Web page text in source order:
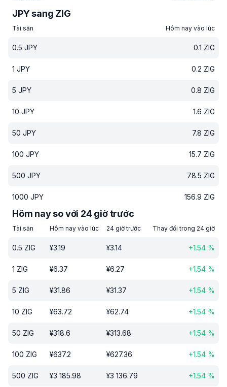
JPY sang ZIG
Tài sản Hôm nay vào lúc
0.5 JPY 0.1 ZIG
1 JPY 0.2 ZIG
5 JPY 0.8 ZIG
10 JPY 1.6 ZIG
50 JPY 7.8 ZIG
100 JPY 15.7 ZIG
500 JPY 78.5 ZIG
1000 JPY 156.9 ZIG
Hôm nay so với 24 giờ trước
Tài sản Hôm nay vào lúc 24 giờ trước Thay đổi trong 24 giờ
0.5 ZIG ¥3.19 ¥3.14 +1.54 %
1 ZIG ¥6.37 ¥6.27 +1.54 %
5 ZIG ¥31.86 ¥31.37 +1.54 %
10 ZIG ¥63.72 ¥62.74 +1.54 %
50 ZIG ¥318.6 ¥313.68 +1.54 %
100 ZIG ¥637.2 ¥627.36 +1.54 %
500 ZIG ¥3 185.98 ¥3 136.79 +1.54 %